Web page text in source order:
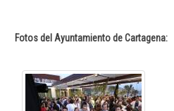
Fotos del Ayuntamiento de Cartagena: